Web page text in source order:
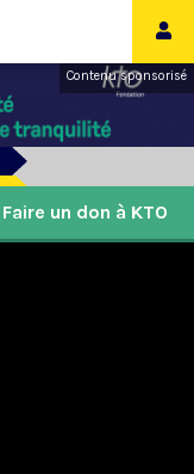
Contenu sponsorisé
Faire un don à KTO